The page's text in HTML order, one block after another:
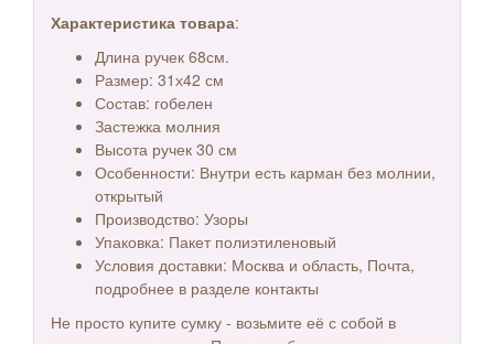
Характеристика товара:
Длина ручек 68см.
Размер: 31х42 см
Состав: гобелен
Застежка молния
Высота ручек 30 см
Особенности: Внутри есть карман без молнии,
открытый
Производство: Узоры
Упаковка: Пакет полиэтиленовый
Условия доставки: Москва и область, Почта,
подробнее в разделе контакты
Не просто купите сумку - возьмите её с собой в